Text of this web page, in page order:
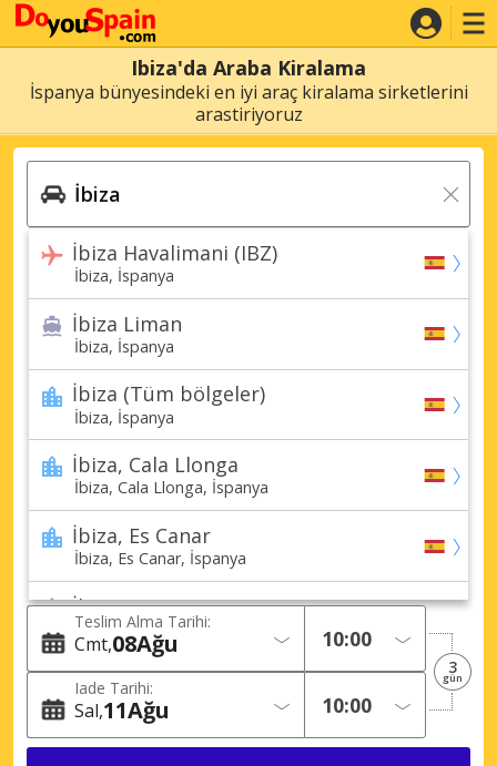
Ibiza'da Araba Kiralama
İspanya bünyesindeki en iyi araç kiralama sirketlerini
arastiriyoruz
İbiza Havalimani (IBZ)
İbiza, İspanya
İbiza Liman
İbiza, İspanya
İbiza (Tüm bölgeler)
İbiza, İspanya
İbiza, Cala Llonga
İbiza, Cala Llonga, İspanya
İbiza, Es Canar
İbiza, Es Canar, İspanya
İbiza, Figueretas
İbiza, Figueretas, İspanya
İbiza, Playa d’en Bossa
İbiza, Playa d’en Bossa, İspanya
İbiza, Portinatx
Teslim Alma Tarihi:
Cmt 08Ağu
Iade Tarihi:
Sal 11Ağu
3
gün